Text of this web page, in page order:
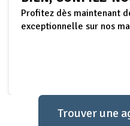
inviter au Salon Maison
6 au 8 février 2026 à
Trouver une